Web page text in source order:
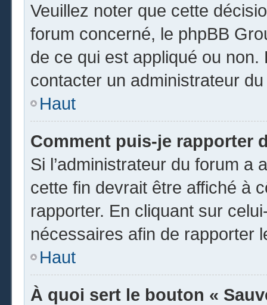
Veuillez noter que cette
forum concerné, le phpBB
de ce qui est appliqué ou non.
contacter un administrateur
Haut
Comment puis-je rapporter
Si l’administrateur du forum a
cette fin devrait être affiché à
rapporter. En cliquant sur
nécessaires afin de rapporter
Haut
À quoi sert le bouton «